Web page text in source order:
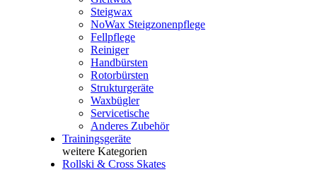
Steigwax
NoWax Steigzonenpflege
Fellpflege
Reiniger
Handbürsten
Rotorbürsten
Strukturgeräte
Waxbügler
Servicetische
Anderes Zubehör
Trainingsgeräte
weitere Kategorien
Rollski & Cross Skates